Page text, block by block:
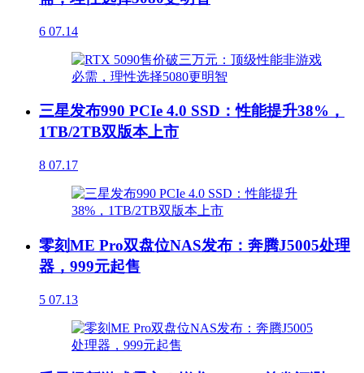
6 07.14
三星发布990 PCIe 4.0 SSD：性能提升38%，
1TB/2TB双版本上市
8 07.17
零刻ME Pro双盘位NAS发布：奔腾J5005处理
器，999元起售
5 07.13